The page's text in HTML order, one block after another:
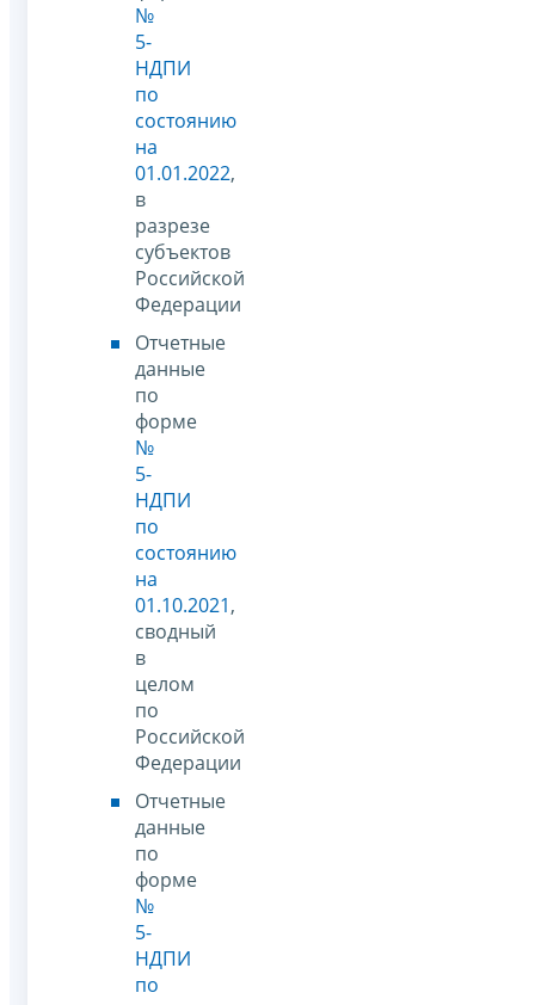
№
5-
НДПИ
по
состоянию
на
01.01.2022,
в
разрезе
субъектов
Российской
Федерации
Отчетные
данные
по
форме
№
5-
НДПИ
по
состоянию
на
01.10.2021,
сводный
в
целом
по
Российской
Федерации
Отчетные
данные
по
форме
№
5-
НДПИ
по